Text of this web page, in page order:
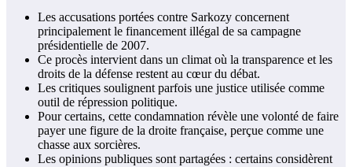
Les accusations portées contre Sarkozy concernent
principalement le financement illégal de sa campagne
présidentielle de 2007.
Ce procès intervient dans un climat où la transparence et les
droits de la défense restent au cœur du débat.
Les critiques soulignent parfois une justice utilisée comme
outil de répression politique.
Pour certains, cette condamnation révèle une volonté de faire
payer une figure de la droite française, perçue comme une
chasse aux sorcières.
Les opinions publiques sont partagées : certains considèrent